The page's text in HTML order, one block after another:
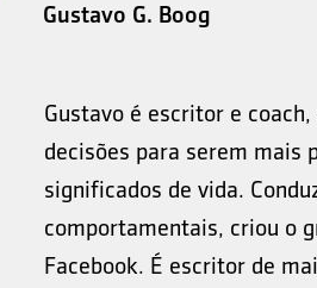
Gustavo G. Boog
Gustavo é escritor e
decisões para serem mais
significados de vida.
comportamentais, criou o
Facebook. É escritor de